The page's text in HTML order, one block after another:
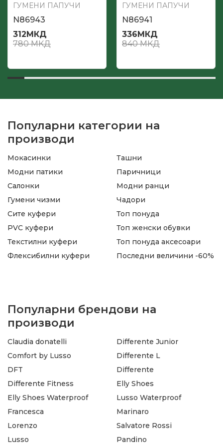
ГУМЕНИ ПАПУЧИ
N86943
312МКД
780МКД
ГУМЕНИ ПАПУЧИ
N86941
336МКД
840МКД
Популарни категории на
производи
Мокасинки
Модни патики
Салонки
Гумени чизми
Ташни
Паричници
Модни ранци
Чадори
Сите куфери
PVC куфери
Текстилни куфери
Флексибилни куфери
Топ понуда
Топ женски обувки
Топ понуда аксесоари
Последни величини -60%
Популарни брендови на
производи
Claudia donatelli
Comfort by Lusso
DFT
Differente Fitness
Differente Junior
Differente L
Differente
Elly Shoes
Elly Shoes Waterproof
Francesca
Lorenzo
Lusso
Lusso Waterproof
Marinaro
Salvatore Rossi
Pandino